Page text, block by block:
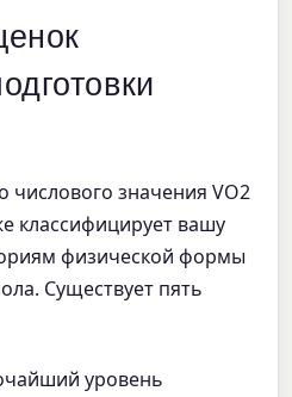
числового значения VO2
классифицирует вашу
физической формы
Существует пять
уровень